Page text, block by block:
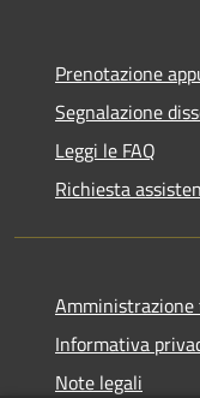
Prenotazione
Segnalazione
Leggi le FAQ
Richiesta
Informativa
Note legali